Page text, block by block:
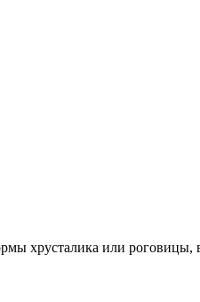
хрусталика или роговицы, в